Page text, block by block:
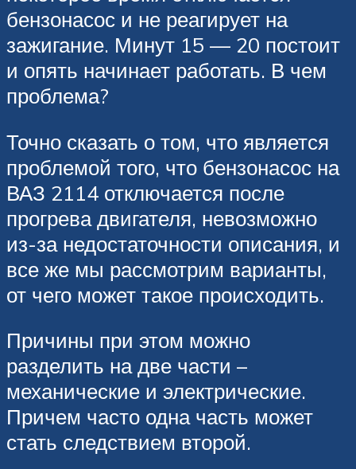
бензонасос и не реагирует на
зажигание. Минут 15 — 20 постоит
и опять начинает работать. В чем
проблема?
Точно сказать о том, что является
проблемой того, что бензонасос на
ВАЗ 2114 отключается после
прогрева двигателя, невозможно
из-за недостаточности описания, и
все же мы рассмотрим варианты,
от чего может такое происходить.
Причины при этом можно
разделить на две части –
механические и электрические.
Причем часто одна часть может
стать следствием второй.